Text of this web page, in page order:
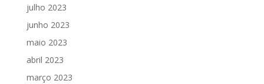
julho 2023
junho 2023
maio 2023
abril 2023
março 2023